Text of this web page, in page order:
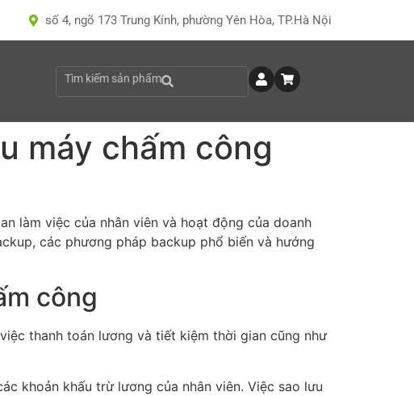
số 4, ngõ 173 Trung Kính, phường Yên Hòa, TP.Hà Nội
Tìm kiếm sản phẩm
máy chấm công
làm việc của nhân viên và hoạt động của doanh
các phương pháp backup phổ biến và hướng
công
thanh toán lương và tiết kiệm thời gian cũng như
khoản khấu trừ lương của nhân viên. Việc sao lưu